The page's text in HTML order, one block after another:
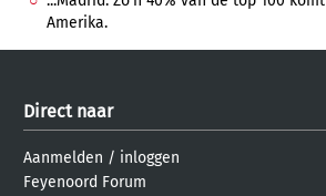
Amerika.
Direct naar
Aanmelden / inloggen
Feyenoord Forum